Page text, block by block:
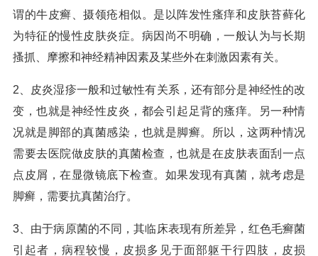
谓的牛皮癣、摄领疮相似。是以阵发性瘙痒和皮肤苔藓化
为特征的慢性皮肤炎症。病因尚不明确，一般认为与长期
搔抓、摩擦和神经精神因素及某些外在刺激因素有关。
2、皮炎湿疹一般和过敏性有关系，还有部分是神经性的改
变，也就是神经性皮炎，都会引起足背的瘙痒。另一种情
况就是脚部的真菌感染，也就是脚癣。所以，这两种情况
需要去医院做皮肤的真菌检查，也就是在皮肤表面刮一点
点皮屑，在显微镜底下检查。如果发现有真菌，就考虑是
脚癣，需要抗真菌治疗。
3、由于病原菌的不同，其临床表现有所差异，红色毛癣菌
引起者，病程较慢，皮损多见于面部躯干行四肢，皮损